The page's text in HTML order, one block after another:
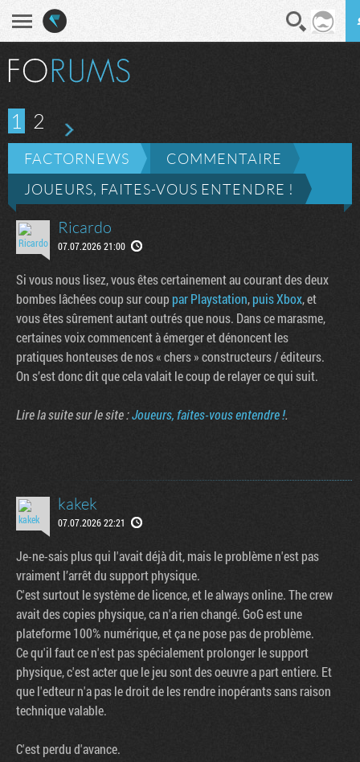
1 2
FACTORNEWS
COMMENTAIRE
JOUEURS, FAITES-VOUS ENTENDRE !
Ricardo
07.07.2026 21:00
Si vous nous lisez, vous êtes certainement au courant des deux
bombes lâchées coup sur coup par Playstation,puis Xbox, et
vous êtes sûrement autant outrés que nous. Dans ce marasme,
certaines voix commencent à émerger et dénoncent les
pratiques honteuses de nos « chers » constructeurs / éditeurs.
On s’est donc dit que cela valait le coup de relayer ce qui suit.
Lire la suite sur le site :Joueurs, faites-vous entendre !.
kakek
07.07.2026 22:21
Je-ne-sais plus qui l'avait déjà dit, mais le problème n'est pas
vraiment l’arrêt du support physique.
C'est surtout le système de licence, et le always online. The crew
avait des copies physique, ca n'a rien changé. GoG est une
plateforme 100% numérique, et ça ne pose pas de problème.
Ce qu'il faut ce n'est pas spécialement prolonger le support
physique, c'est acter que le jeu sont des oeuvre a part entiere. Et
que l'edteur n'a pas le droit de les rendre inopérants sans raison
technique valable.
C'est perdu d'avance.